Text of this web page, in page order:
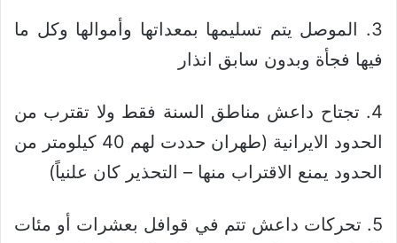
3. الموصل يتم تسليمها بمعداتها وأموالها وكل ما
فيها فجأة وبدون سابق انذار
4. تجتاح داعش مناطق السنة فقط ولا تقترب من
الحدود الايرانية (طهران حددت لهم 40 كيلومتر من
الحدود يمنع الاقتراب منها – التحذير كان علنياً)
5. تحركات داعش تتم في قوافل بعشرات أو مئات